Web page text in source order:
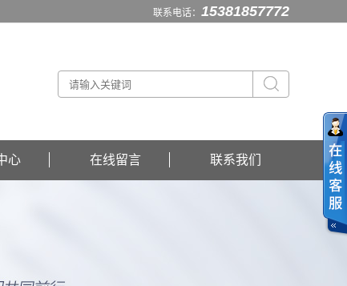
联系电话： 15381857772
心 在线留言 联系我们